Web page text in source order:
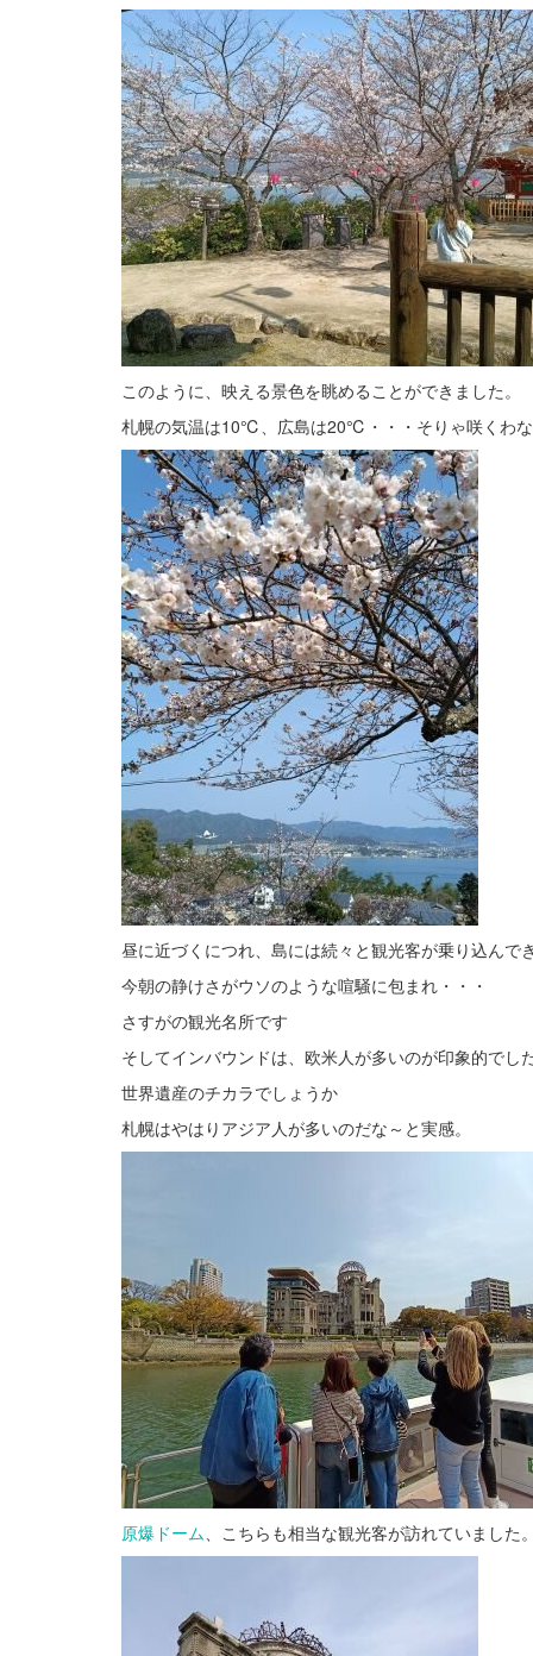
このように、映える景色を眺めることができました。
札幌の気温は10℃、広島は20℃・・・そりゃ咲くわ
昼に近づくにつれ、島には続々と観光客が乗り込んで
今朝の静けさがウソのような喧騒に包まれ・・・
さすがの観光名所です
そしてインバウンドは、欧米人が多いのが印象的でし
世界遺産のチカラでしょうか
札幌はやはりアジア人が多いのだな～と実感。
原爆ドーム、こちらも相当な観光客が訪れていました